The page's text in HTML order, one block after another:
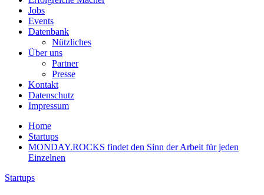
Jobs
Events
Datenbank
Nützliches
Über uns
Partner
Presse
Kontakt
Datenschutz
Impressum
Home
Startups
MONDAY.ROCKS findet den Sinn der Arbeit für jeden
Einzelnen
Startups